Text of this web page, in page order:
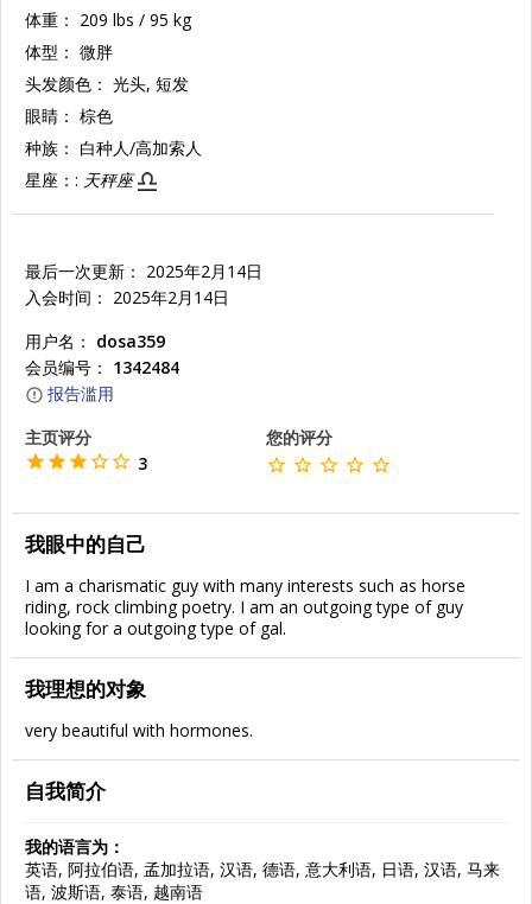
体重： 209 lbs / 95 kg
体型： 微胖
头发颜色： 光头, 短发
眼睛： 棕色
种族： 白种人/高加索人
星座：: 天秤座
最后一次更新： 2025年2月14日
入会时间： 2025年2月14日
用户名： dosa359
会员编号： 1342484
报告滥用
主页评分
3
您的评分
我眼中的自己
I am a charismatic guy with many interests such as horse
riding, rock climbing poetry. I am an outgoing type of guy
looking for a outgoing type of gal.
我理想的对象
very beautiful with hormones.
自我简介
我的语言为：
英语, 阿拉伯语, 孟加拉语, 汉语, 德语, 意大利语, 日语, 汉语, 马来
语, 波斯语, 泰语, 越南语